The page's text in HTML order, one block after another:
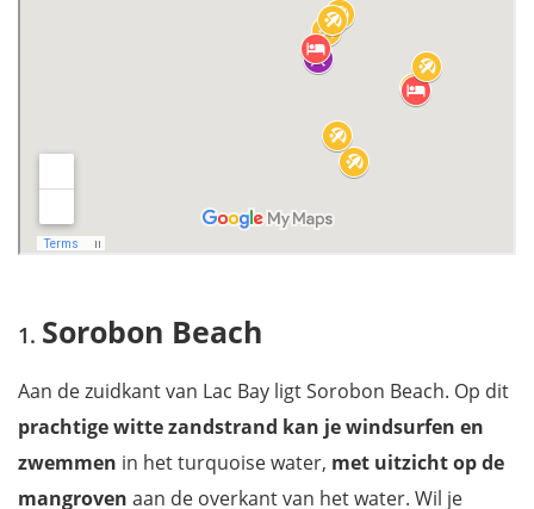
Download onze gratis reisgids Bonaire
Sorobon Beach
Aan de zuidkant van Lac Bay ligt Sorobon Beach. Op dit
prachtige witte zandstrand kan je windsurfen en
zwemmen in het turquoise water, met uitzicht op de
mangroven aan de overkant van het water. Wil je